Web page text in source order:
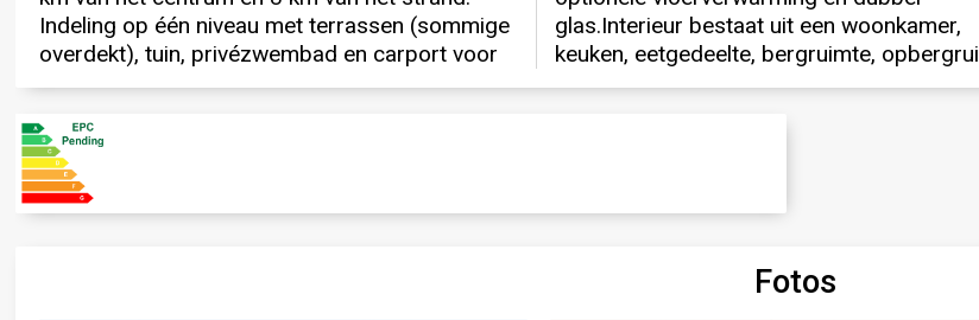
Indeling op één niveau met terrassen (sommige
overdekt), tuin, privézwembad en carport voor
glas.Interieur bestaat uit een woonkamer,
keuken, eetgedeelte, bergruimte, opbergruimte,
Fotos